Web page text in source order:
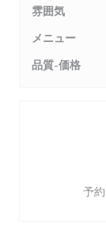
雰囲気
メニュー
品質-価格
予